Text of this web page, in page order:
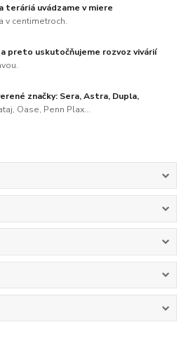
teráriá uvádzame v miere
v centimetroch.
preto uskutočňujeme rozvoz vivárií
značky: Sera, Astra, Dupla,
Oase, Penn Plax...